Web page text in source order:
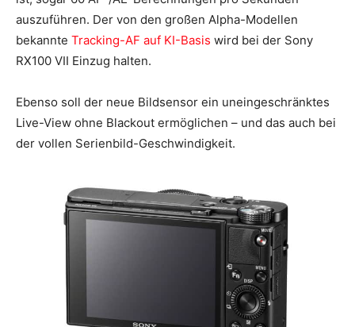
auszuführen. Der von den großen Alpha-Modellen
bekannte Tracking-AF auf KI-Basis wird bei der Sony
RX100 VII Einzug halten.
Ebenso soll der neue Bildsensor ein uneingeschränktes
Live-View ohne Blackout ermöglichen – und das auch bei
der vollen Serienbild-Geschwindigkeit.